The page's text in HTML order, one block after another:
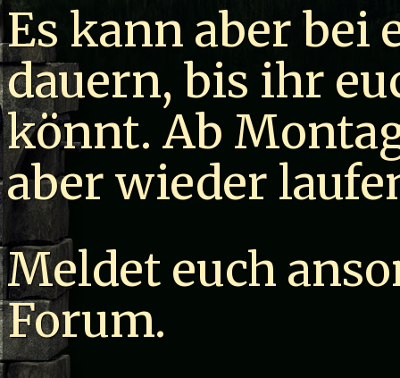
Es kann aber bei
dauern, bis ihr
könnt. Ab
aber wieder
Meldet euch
Forum.